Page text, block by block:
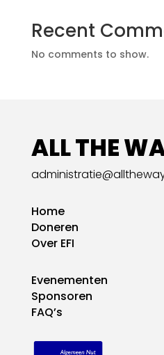
Recent
No comments to show.
ALL THE
Home
Doneren
Over EFI
Evenementen
Sponsoren
FAQ’s